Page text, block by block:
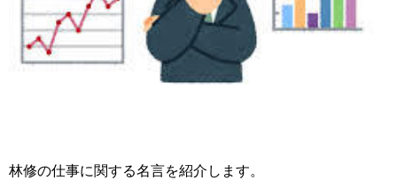
林修の仕事に関する名言を紹介します。